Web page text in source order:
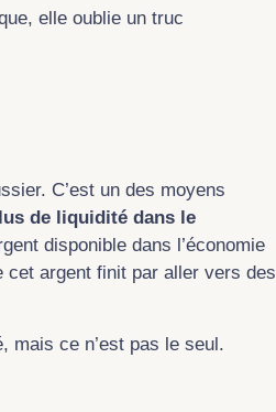
elle oublie un truc
C’est un des moyens
de liquidité dans le
disponible dans l’économie
cet argent finit par aller vers des
mais ce n’est pas le seul.